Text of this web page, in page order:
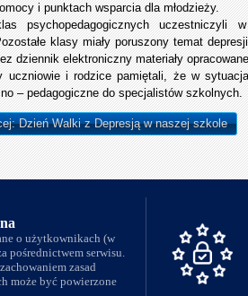
i punktach wsparcia dla młodzieży.
psychopedagogicznych uczestniczyli
klasy miały poruszony temat
dziennik elektroniczny materiały
uczniowie i rodzice pamiętali, że w
– pedagogiczne do specjalistów szkolnych.
Dzień Walki z Depresją w naszej szkole
o użytkownikach (w
pośrednictwem serwisu.
zasad
może być powierzone